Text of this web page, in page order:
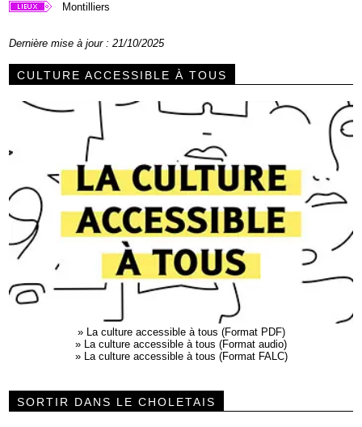
Montilliers
Dernière mise à jour : 21/10/2025
CULTURE ACCESSIBLE À TOUS
» La culture accessible à tous (Format PDF)
» La culture accessible à tous (Format audio)
» La culture accessible à tous (Format FALC)
SORTIR DANS LE CHOLETAIS